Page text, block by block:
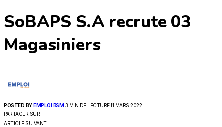
SoBAPS S.A recrute 03
Magasiniers
POSTED BY EMPLOI BSM 3 MIN DE LECTURE11 MARS 2022
PARTAGER SUR
ARTICLE SUIVANT